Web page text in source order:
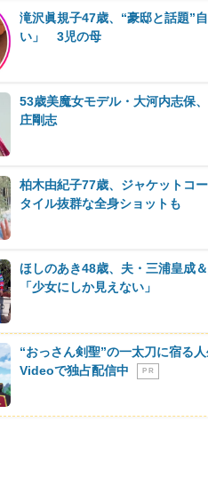
滝沢眞規子47歳、“豪邸と話題”
い」 3児の母
53歳美魔女モデル・大河内志保
庄剛志
柏木由紀子77歳、ジャケットコ
タイル抜群な全身ショットも
ほしのあき48歳、夫・三浦皇成
「少女にしか見えない」
“おっさん剣聖”の一太刀に宿る
Videoで独占配信中
P R